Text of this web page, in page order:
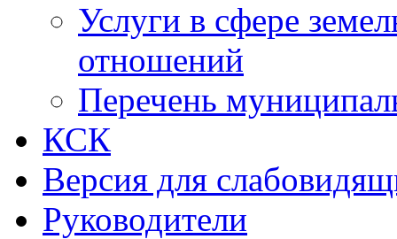
Услуги в сфере
отношений
Перечень
КСК
Версия для
Руководители